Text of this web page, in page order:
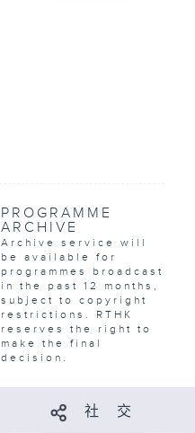
PROGRAMME
ARCHIVE
Archive service will
be available for
programmes broadcast
in the past 12 months,
subject to copyright
restrictions. RTHK
reserves the right to
make the final
decision.
社 交